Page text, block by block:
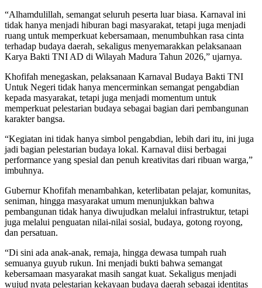
“Alhamdulillah, semangat seluruh peserta luar biasa. Karnaval ini
tidak hanya menjadi hiburan bagi masyarakat, tetapi juga menjadi
ruang untuk memperkuat kebersamaan, menumbuhkan rasa cinta
terhadap budaya daerah, sekaligus menyemarakkan pelaksanaan
Karya Bakti TNI AD di Wilayah Madura Tahun 2026,” ujarnya.
Khofifah menegaskan, pelaksanaan Karnaval Budaya Bakti TNI
Untuk Negeri tidak hanya mencerminkan semangat pengabdian
kepada masyarakat, tetapi juga menjadi momentum untuk
memperkuat pelestarian budaya sebagai bagian dari pembangunan
karakter bangsa.
“Kegiatan ini tidak hanya simbol pengabdian, lebih dari itu, ini juga
jadi bagian pelestarian budaya lokal. Karnaval diisi berbagai
performance yang spesial dan penuh kreativitas dari ribuan warga,”
imbuhnya.
Gubernur Khofifah menambahkan, keterlibatan pelajar, komunitas,
seniman, hingga masyarakat umum menunjukkan bahwa
pembangunan tidak hanya diwujudkan melalui infrastruktur, tetapi
juga melalui penguatan nilai-nilai sosial, budaya, gotong royong,
dan persatuan.
“Di sini ada anak-anak, remaja, hingga dewasa tumpah ruah
semuanya guyub rukun. Ini menjadi bukti bahwa semangat
kebersamaan masyarakat masih sangat kuat. Sekaligus menjadi
wujud nyata pelestarian kekayaan budaya daerah sebagai identitas